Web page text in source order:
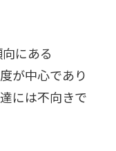
にある
が中心であり
には不向きで